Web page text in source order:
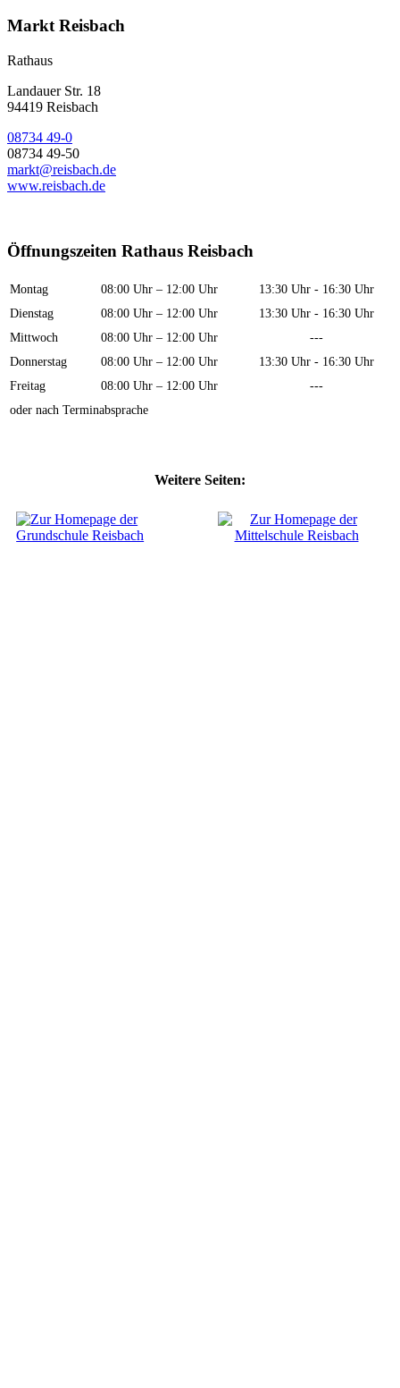
Markt Reisbach
Rathaus
Landauer Str. 18
94419 Reisbach
08734 49-0
08734 49-50
markt@reisbach.de
www.reisbach.de
Öffnungszeiten Rathaus Reisbach
Montag 08:00 Uhr – 12:00 Uhr
13:30 Uhr - 16:30 Uhr
Dienstag
08:00 Uhr – 12:00 Uhr
13:30 Uhr - 16:30 Uhr
Mittwoch
08:00 Uhr – 12:00 Uhr
---
Donnerstag
08:00 Uhr – 12:00 Uhr
13:30 Uhr - 16:30 Uhr
Freitag
08:00 Uhr – 12:00 Uhr
---
oder nach Terminabsprache
Weitere Seiten: